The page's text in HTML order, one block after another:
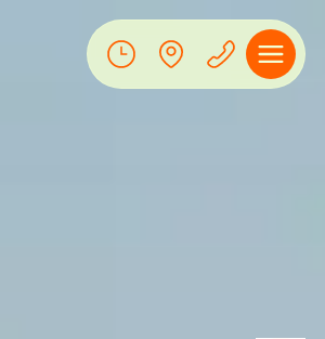
der Vogelperspektive über